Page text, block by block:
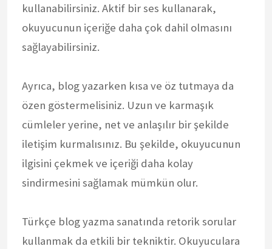
kullanabilirsiniz. Aktif bir ses kullanarak,
okuyucunun içeriğe daha çok dahil olmasını
sağlayabilirsiniz.
Ayrıca, blog yazarken kısa ve öz tutmaya da
özen göstermelisiniz. Uzun ve karmaşık
cümleler yerine, net ve anlaşılır bir şekilde
iletişim kurmalısınız. Bu şekilde, okuyucunun
ilgisini çekmek ve içeriği daha kolay
sindirmesini sağlamak mümkün olur.
Türkçe blog yazma sanatında retorik sorular
kullanmak da etkili bir tekniktir. Okuyuculara